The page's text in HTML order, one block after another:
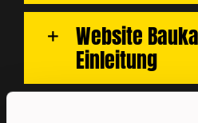
Website
Einleitung